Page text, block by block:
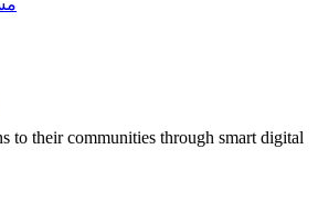
to their communities through smart digital